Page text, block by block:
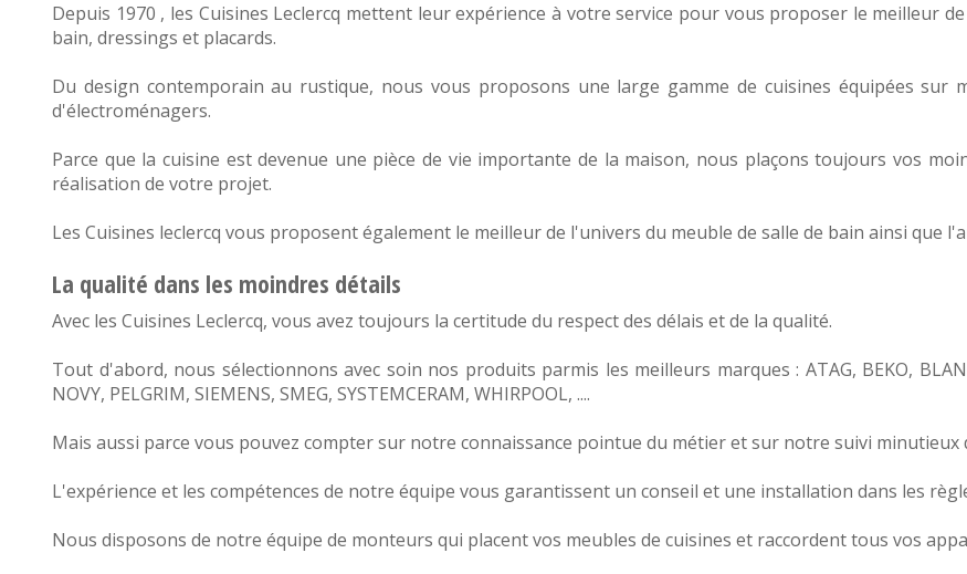
Depuis 1970 , les Cuisines Leclercq mettent leur expérience à votre service pour vous proposer le meilleur
bain, dressings et placards.
Du design contemporain au rustique, nous vous proposons une large gamme de cuisines équipées sur
d'électroménagers.
Parce que la cuisine est devenue une pièce de vie importante de la maison, nous plaçons toujours vos
réalisation de votre projet.
Les Cuisines leclercq vous proposent également le meilleur de l'univers du meuble de salle de bain ainsi que
La qualité dans les moindres détails
Avec les Cuisines Leclercq, vous avez toujours la certitude du respect des délais et de la qualité.
Tout d'abord, nous sélectionnons avec soin nos produits parmis les meilleurs marques : ATAG, BEKO,
NOVY, PELGRIM, SIEMENS, SMEG, SYSTEMCERAM, WHIRPOOL, ....
Mais aussi parce vous pouvez compter sur notre connaissance pointue du métier et sur notre suivi
L'expérience et les compétences de notre équipe vous garantissent un conseil et une installation dans les
Nous disposons de notre équipe de monteurs qui placent vos meubles de cuisines et raccordent tous vos